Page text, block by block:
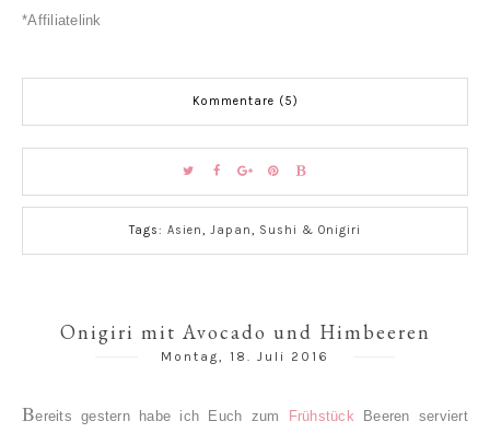
*Affiliatelink
Kommentare (5)
Tags: Asien, Japan, Sushi & Onigiri
Onigiri mit Avocado und Himbeeren
Montag, 18. Juli 2016
Bereits gestern habe ich Euch zum Frühstück Beeren serviert